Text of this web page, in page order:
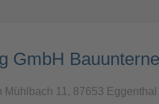
Mühlbach 11, 87653 Eggenthal